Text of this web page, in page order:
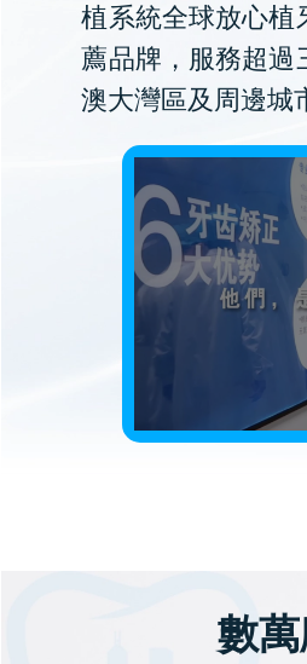
植系統全球放心植
薦品牌，服務超過
澳大灣區及周邊城
數